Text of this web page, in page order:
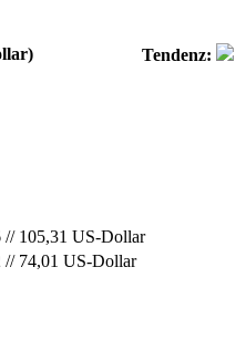
Tendenz:
//105,31 US-Dollar
//74,01 US-Dollar